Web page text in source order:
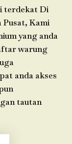
terdekat Di
Kami
yang anda
warung
anda akses
tautan